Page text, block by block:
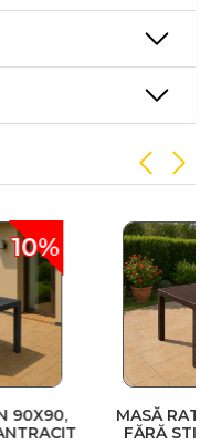
10%
MASĂ RATTAN 90X90,
FĂRĂ STICLĂ, MARO